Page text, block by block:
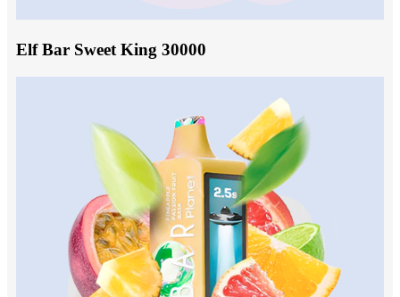
Elf Bar Sweet King 30000